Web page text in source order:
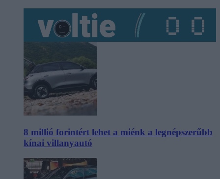
8 millió forintért lehet a miénk a legnépszerűbb
kínai villanyautó